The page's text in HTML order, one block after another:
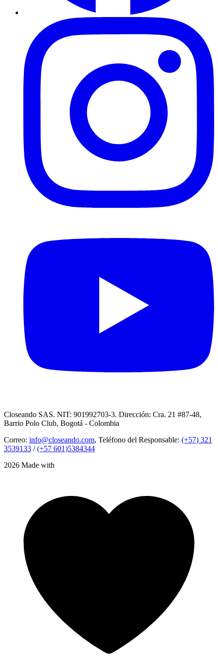
Closeando SAS. NIT: 901992703-3. Dirección: Cra. 21 #87-48,
Barrio Polo Club, Bogotá - Colombia
Correo: info@closeando.com, Teléfono del Responsable: (+57) 321
3539133 /(+57 601)5384344
2026 Made with